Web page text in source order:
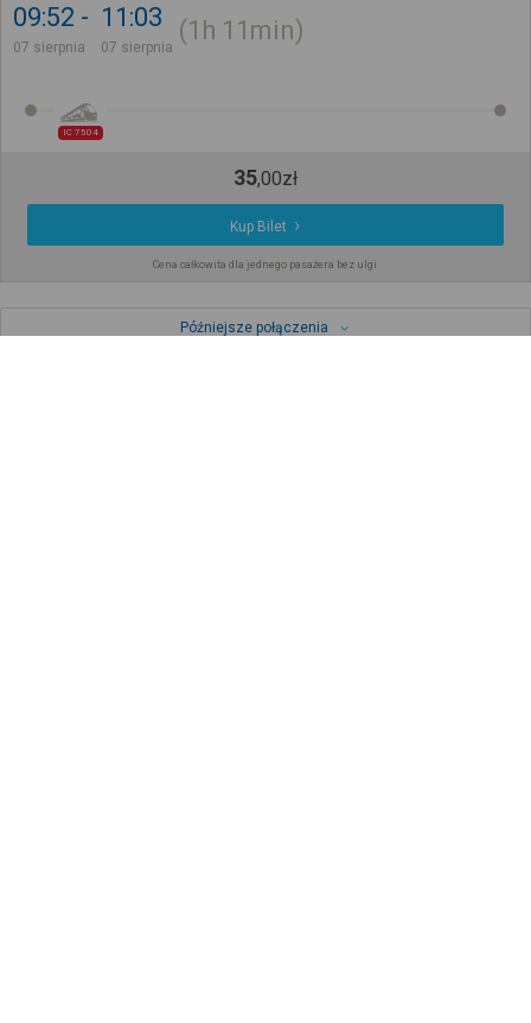
09:52
07 sierpnia
11:03
07 sierpnia
1h 11min
IC 7504
35,00zł
Kup Bilet
Cena całkowita dla jednego pasażera bez ulgi
Późniejsze połączenia